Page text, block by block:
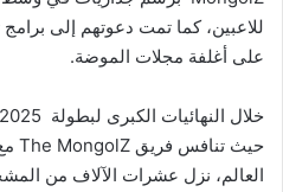
للاعبين، كما تمت دعوتهم إلى
على أغلفة مجلات الموضة.
العالم، نزل عشرات الآلاف من